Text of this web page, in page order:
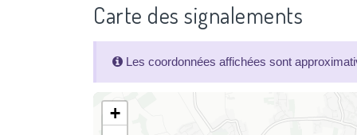
Carte des signalements
Les coordonnées affichées sont
+